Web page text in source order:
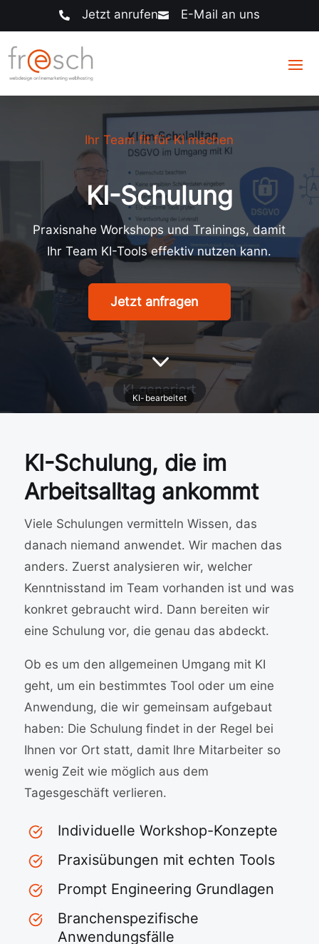
 Jetzt anrufen E-Mail an uns
Ihr Team fit für KI machen
KI-Schulung
Praxisnahe Workshops und Trainings, damit
Ihr Team KI-Tools effektiv nutzen kann.
Jetzt anfragen
3
KI-Schulung, die im
Arbeitsalltag ankommt
Viele Schulungen vermitteln Wissen, das
danach niemand anwendet. Wir machen das
anders. Zuerst analysieren wir, welcher
Kenntnisstand im Team vorhanden ist und was
konkret gebraucht wird. Dann bereiten wir
eine Schulung vor, die genau das abdeckt.
Ob es um den allgemeinen Umgang mit KI
geht, um ein bestimmtes Tool oder um eine
Anwendung, die wir gemeinsam aufgebaut
haben: Die Schulung findet in der Regel bei
Ihnen vor Ort statt, damit Ihre Mitarbeiter so
wenig Zeit wie möglich aus dem
Tagesgeschäft verlieren.
Individuelle Workshop-Konzepte
Praxisübungen mit echten Tools
Prompt Engineering Grundlagen
Branchenspezifische
Anwendungsfälle